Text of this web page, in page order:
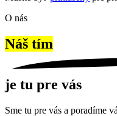
O nás
Náš tím
je tu pre vás
Sme tu pre vás a poradíme